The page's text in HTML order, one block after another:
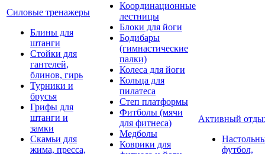
Силовые тренажеры
Блины для
штанги
Стойки для
гантелей,
блинов, гирь
Турники и
брусья
Грифы для
штанги и
замки
Скамьи для
жима, пресса,
Координационные
лестницы
Блоки для йоги
Бодибары
(гимнастические
палки)
Колеса для йоги
Кольца для
пилатеса
Степ платформы
Фитболы (мячи
для фитнеса)
Медболы
Коврики для
Активный
футбол,